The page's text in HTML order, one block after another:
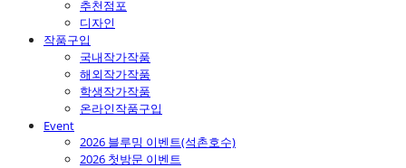
추천점포
디자인
작품구입
국내작가작품
해외작가작품
학생작가작품
온라인작품구입
Event
2026 블루밍 이벤트(석촌호수)
2026 첫방문 이벤트